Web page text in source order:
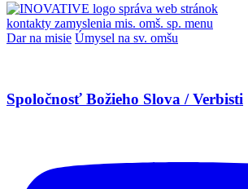
správa web stránok
kontakty zamyslenia mis. omš. sp. menu
Dar na misie Úmysel na sv. omšu
Spoločnosť Božieho Slova / Verbisti